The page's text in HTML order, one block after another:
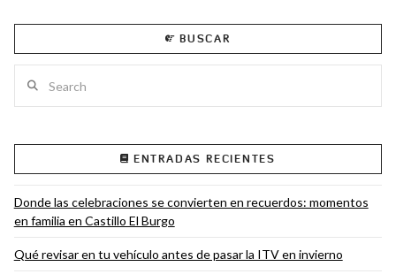
BUSCAR
ENTRADAS RECIENTES
Donde las celebraciones se convierten en recuerdos: momentos
en familia en Castillo El Burgo
Qué revisar en tu vehículo antes de pasar la ITV en invierno